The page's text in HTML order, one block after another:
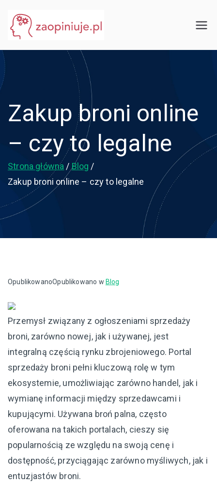
treści
Zakup broni online
– czy to legalne
Strona główna
Blog
Zakup broni online – czy to legalne
OpublikowanoOpublikowano w Blog
Przemysł związany z ogłoszeniami sprzedaży
broni, zarówno nowej, jak i używanej, jest
integralną częścią rynku zbrojeniowego. Portal
sprzedaży broni pełni kluczową rolę w tym
ekosystemie, umożliwiając zarówno handel, jak i
wymianę informacji między sprzedawcami i
kupującymi. Używana broń palna, często
oferowana na takich portalach, cieszy się
popularnością ze względu na swoją cenę i
dostępność, przyciągając zarówno myśliwych, jak i
entuzjastów broni.